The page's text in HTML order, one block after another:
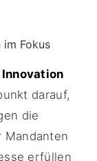
im Fokus
darauf,
die
erfüllen